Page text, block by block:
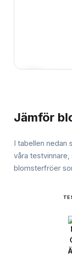
Jämför
I tabellen nedan
våra
blomsterfröer